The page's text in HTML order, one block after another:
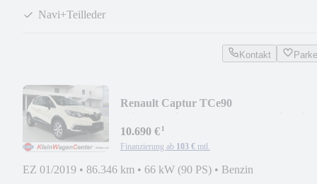
Navi+Teilleder
Kontakt
Renault Captur TCe90
10.690 €¹
Finanzierung ab 103 € mtl.
EZ 01/2019 • 86.346 km • 66 kW (90 PS) • Benzin